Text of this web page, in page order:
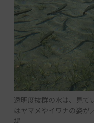
透明度抜群の水は、見て
はヤマメやイワナの姿が
場